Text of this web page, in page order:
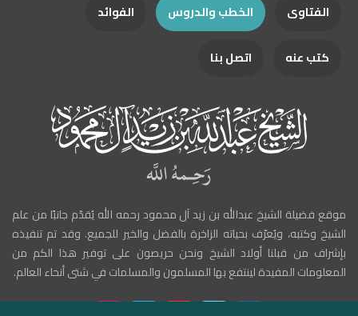
الفتاوى الخطب والدروس الفوائد
كتب عنه اتصل بنا
موقع فضيلة الشيخ عبدالله بن زيد آل محمود رحمه الله يُقدّم جانبًا من علم
الشيخ وكتبه، ويُعرّف بحياته الزاخرة بالفضل والخير للجميع. وقد تم تنفيذه
بإشراف من قبلنا أولاد الشيخ ونحن حريصون على توفير هذا الكم من
المعلومات المفيدة لينتفع بها المسلمون والمسلمات في شتى أنحاء العالم.